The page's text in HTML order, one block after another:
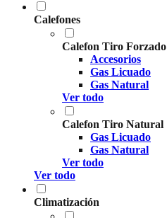
Calefones
Calefon Tiro Forzado
Accesorios
Gas Licuado
Gas Natural
Ver todo
Calefon Tiro Natural
Gas Licuado
Gas Natural
Ver todo
Ver todo
Climatización